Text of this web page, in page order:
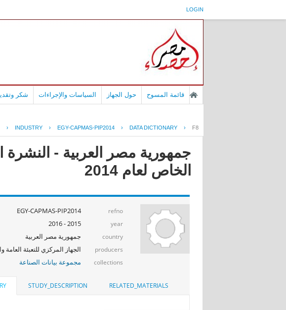
LOGIN
قائمة المسوح حول الجهاز السياسات والإجراءات شكر
› INDUSTRY › EGY-CAPMAS-PIP2014 › DATA DICTIONARY › F8
جمهورية مصر العربية - النشرة
الخاص لعام 2014
refno
EGY-CAPMAS-PIP2014
year
2015 - 2016
country جمهورية مصر العربية
producers الجهاز المركزي للتعبئة
collections مجموعة بيانات الصناعة
RELATED_MATERIALS
STUDY_DESCRIPTION